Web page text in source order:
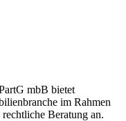
mbB bietet
im Rahmen
rechtliche Beratung an.